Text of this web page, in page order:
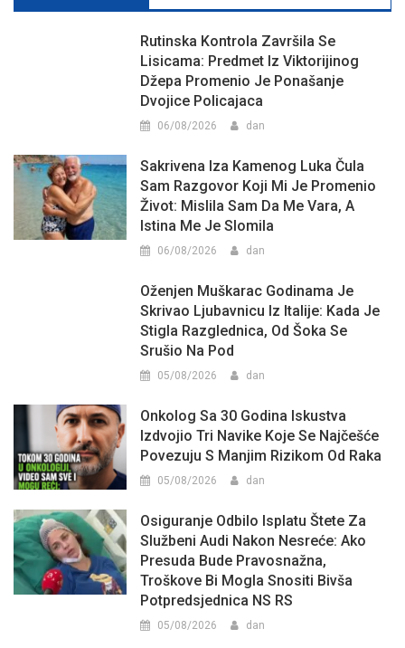
Rutinska Kontrola Završila Se
Lisicama: Predmet Iz Viktorijinog
Džepa Promenio Je Ponašanje
Dvojice Policajaca
06/08/2026 dan
Sakrivena Iza Kamenog Luka Čula
Sam Razgovor Koji Mi Je Promenio
Život: Mislila Sam Da Me Vara, A
Istina Me Je Slomila
06/08/2026 dan
Oženjen Muškarac Godinama Je
Skrivao Ljubavnicu Iz Italije: Kada Je
Stigla Razglednica, Od Šoka Se
Srušio Na Pod
05/08/2026 dan
Onkolog Sa 30 Godina Iskustva
Izdvojio Tri Navike Koje Se Najčešće
Povezuju S Manjim Rizikom Od Raka
05/08/2026 dan
Osiguranje Odbilo Isplatu Štete Za
Službeni Audi Nakon Nesreće: Ako
Presuda Bude Pravosnažna,
Troškove Bi Mogla Snositi Bivša
Potpredsjednica NS RS
05/08/2026 dan